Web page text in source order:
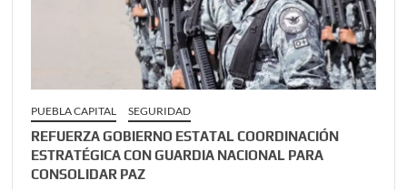
PUEBLA CAPITAL SEGURIDAD
REFUERZA GOBIERNO ESTATAL COORDINACIÓN
ESTRATÉGICA CON GUARDIA NACIONAL PARA
CONSOLIDAR PAZ